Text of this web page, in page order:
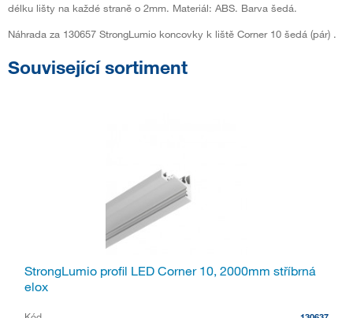
délku lišty na každé straně o 2mm. Materiál: ABS. Barva šedá.
Náhrada za 130657 StrongLumio koncovky k liště Corner 10 šedá (pár) .
Související sortiment
StrongLumio profil LED Corner 10, 2000mm stříbrná
elox